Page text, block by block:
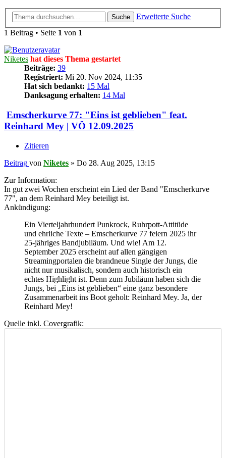
Suche
Erweiterte Suche
1 Beitrag • Seite 1 von 1
Niketes hat dieses Thema gestartet
Beiträge: 39
Registriert: Mi 20. Nov 2024, 11:35
Hat sich bedankt: 15 Mal
Danksagung erhalten: 14 Mal
Emscherkurve 77: "Eins ist geblieben" feat.
Reinhard Mey | VÖ 12.09.2025
Zitieren
Beitrag von Niketes » Do 28. Aug 2025, 13:15
Zur Information:
In gut zwei Wochen erscheint ein Lied der Band "Emscherkurve
77", an dem Reinhard Mey beteiligt ist.
Ankündigung:
Ein Vierteljahrhundert Punkrock, Ruhrpott-Attitüde
und ehrliche Texte – Emscherkurve 77 feiern 2025 ihr
25-jähriges Bandjubiläum. Und wie! Am 12.
September 2025 erscheint auf allen gängigen
Streamingportalen die brandneue Single der Jungs, die
nicht nur musikalisch, sondern auch historisch ein
echtes Highlight ist. Denn zum Jubiläum haben sich die
Jungs, bei „Eins ist geblieben“ eine ganz besondere
Zusammenarbeit ins Boot geholt: Reinhard Mey. Ja, der
Reinhard Mey!
Quelle inkl. Covergrafik: